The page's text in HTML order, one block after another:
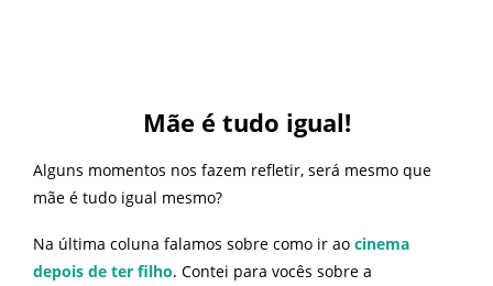
Mãe é tudo igual!
Alguns momentos nos fazem refletir, será mesmo que
mãe é tudo igual mesmo?
Na última coluna falamos sobre como ir ao cinema
depois de ter filho. Contei para vocês sobre a